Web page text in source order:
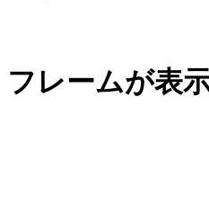
フレームが表